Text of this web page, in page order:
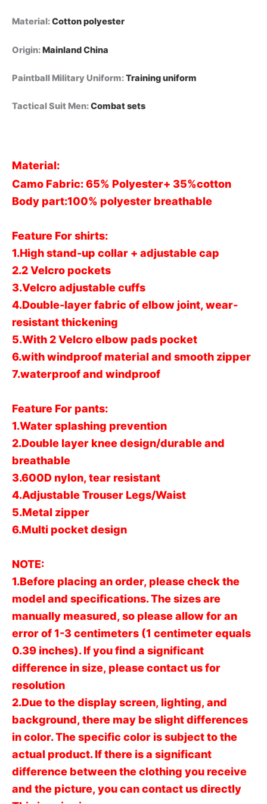
Material:Cotton polyester
Origin:Mainland China
Paintball Military Uniform:Training uniform
Tactical Suit Men:Combat sets
Material:
Camo Fabric: 65% Polyester+ 35%cotton
Body part:100% polyester breathable
Feature For shirts:
1.High stand-up collar + adjustable cap
2.2 Velcro pockets
3.Velcro adjustable cuffs
4.Double-layer fabric of elbow joint, wear-
resistant thickening
5.With 2 Velcro elbow pads pocket
6.with windproof material and smooth zipper
7.waterproof and windproof
Feature For pants:
1.Water splashing prevention
2.Double layer knee design/durable and
breathable
3.600D nylon, tear resistant
4.Adjustable Trouser Legs/Waist
5.Metal zipper
6.Multi pocket design
NOTE:
1.Before placing an order, please check the
model and specifications. The sizes are
manually measured, so please allow for an
error of 1-3 centimeters (1 centimeter equals
0.39 inches). If you find a significant
difference in size, please contact us for
resolution
2.Due to the display screen, lighting, and
background, there may be slight differences
in color. The specific color is subject to the
actual product. If there is a significant
difference between the clothing you receive
and the picture, you can contact us directly